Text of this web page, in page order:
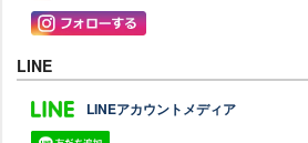
LINE
LINEアカウントメディア